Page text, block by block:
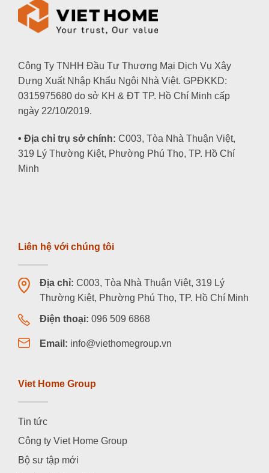
Công Ty TNHH Đầu Tư Thương Mại Dịch Vụ Xây
Dựng Xuất Nhập Khẩu Ngôi Nhà Việt. GPĐKKD:
0315975680 do sở KH & ĐT TP. Hồ Chí Minh cấp
ngày 22/10/2019.
• Địa chỉ trụ sở chính: C003, Tòa Nhà Thuận Việt,
319 Lý Thường Kiệt, Phường Phú Thọ, TP. Hồ Chí
Minh
Liên hệ với chúng tôi
Địa chỉ: C003, Tòa Nhà Thuận Việt, 319 Lý
Thường Kiệt, Phường Phú Thọ, TP. Hồ Chí Minh
Điện thoại: 096 509 6868
Email: info@viethomegroup.vn
Viet Home Group
Tin tức
Công ty Viet Home Group
Bộ sư tập mới